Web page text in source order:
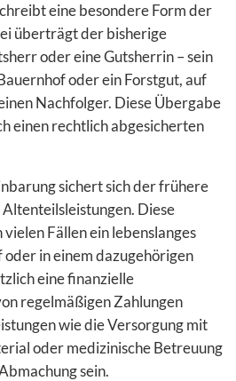
eine besondere Form der
überträgt der bisherige
oder eine Gutsherrin – sein
oder ein Forstgut, auf
Nachfolger. Diese Übergabe
einen rechtlich abgesicherten
sichert sich der frühere
Diese
Fällen ein lebenslanges
in einem dazugehörigen
eine finanzielle
regelmäßigen Zahlungen
wie die Versorgung mit
oder medizinische Betreuung
sein.